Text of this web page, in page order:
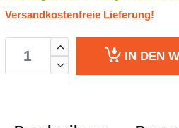
Versandkostenfreie Lieferung!
IN DEN